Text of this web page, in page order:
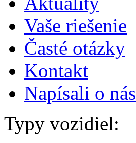
Vaše riešenie
Časté otázky
Kontakt
Napísali o nás
Typy vozidiel: